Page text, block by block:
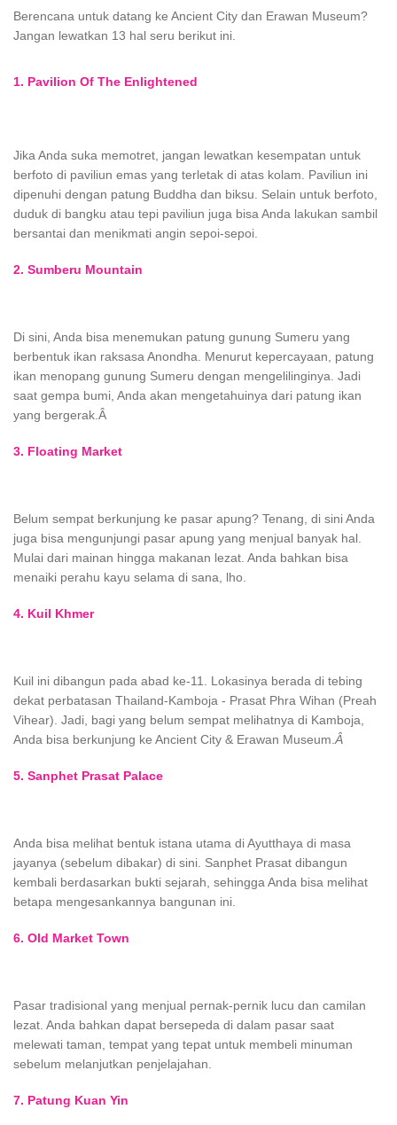
Berencana untuk datang ke Ancient City dan Erawan Museum?
Jangan lewatkan 13 hal seru berikut ini.
1. Pavilion Of The Enlightened
Jika Anda suka memotret, jangan lewatkan kesempatan untuk
berfoto di paviliun emas yang terletak di atas kolam. Paviliun ini
dipenuhi dengan patung Buddha dan biksu. Selain untuk berfoto,
duduk di bangku atau tepi paviliun juga bisa Anda lakukan sambil
bersantai dan menikmati angin sepoi-sepoi.
2. Sumberu Mountain
Di sini, Anda bisa menemukan patung gunung Sumeru yang
berbentuk ikan raksasa Anondha. Menurut kepercayaan, patung
ikan menopang gunung Sumeru dengan mengelilinginya. Jadi
saat gempa bumi, Anda akan mengetahuinya dari patung ikan
yang bergerak. Â
3. Floating Market
Belum sempat berkunjung ke pasar apung? Tenang, di sini Anda
juga bisa mengunjungi pasar apung yang menjual banyak hal.
Mulai dari mainan hingga makanan lezat. Anda bahkan bisa
menaiki perahu kayu selama di sana, lho.
4. Kuil Khmer
Kuil ini dibangun pada abad ke-11. Lokasinya berada di tebing
dekat perbatasan Thailand-Kamboja - Prasat Phra Wihan (Preah
Vihear). Jadi, bagi yang belum sempat melihatnya di Kamboja,
Anda bisa berkunjung ke Ancient City & Erawan Museum. Â
5. Sanphet Prasat Palace
Anda bisa melihat bentuk istana utama di Ayutthaya di masa
jayanya (sebelum dibakar) di sini. Sanphet Prasat dibangun
kembali berdasarkan bukti sejarah, sehingga Anda bisa melihat
betapa mengesankannya bangunan ini.
6. Old Market Town
Pasar tradisional yang menjual pernak-pernik lucu dan camilan
lezat. Anda bahkan dapat bersepeda di dalam pasar saat
melewati taman, tempat yang tepat untuk membeli minuman
sebelum melanjutkan penjelajahan.
7. Patung Kuan Yin